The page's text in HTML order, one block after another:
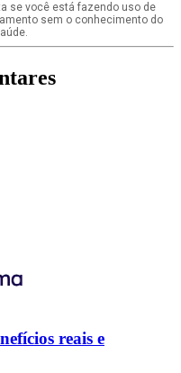
se você está fazendo uso de
sem o conhecimento do
reais e